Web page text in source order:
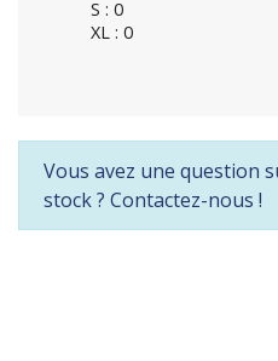
S : 0
XL : 0
Vous avez une question
stock ? Contactez-nous !